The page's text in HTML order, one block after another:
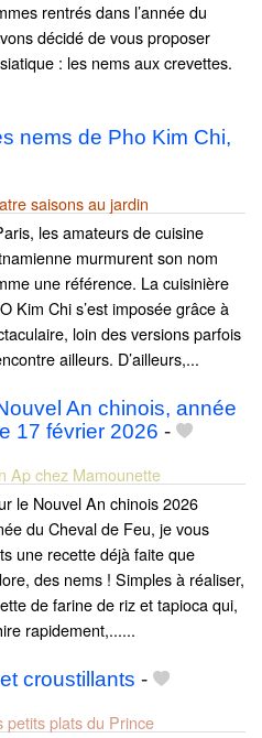
rentrés dans l’année du
décidé de vous proposer
: les nems aux crevettes.
nems de Pho Kim Chi,
saisons au jardin
les amateurs de cuisine
murmurent son nom
une référence. La cuisinière
Kim Chi s’est imposée grâce à
loin des versions parfois
ailleurs. D’ailleurs,...
An chinois, année
17 février 2026 -
Ap chez Mamounette
le Nouvel An chinois 2026
du Cheval de Feu, je vous
une recette déjà faite que
des nems ! Simples à réaliser,
de farine de riz et tapioca qui,
rapidement,......
croustillants -
petits plats du Prince